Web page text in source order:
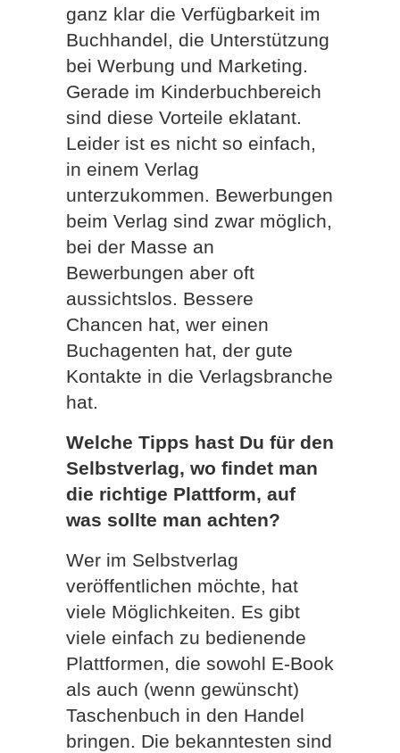
ganz klar die Verfügbarkeit im
Buchhandel, die Unterstützung
bei Werbung und Marketing.
Gerade im Kinderbuchbereich
sind diese Vorteile eklatant.
Leider ist es nicht so einfach,
in einem Verlag
unterzukommen. Bewerbungen
beim Verlag sind zwar möglich,
bei der Masse an
Bewerbungen aber oft
aussichtslos. Bessere
Chancen hat, wer einen
Buchagenten hat, der gute
Kontakte in die Verlagsbranche
hat.
Welche Tipps hast Du für den
Selbstverlag, wo findet man
die richtige Plattform, auf
was sollte man achten?
Wer im Selbstverlag
veröffentlichen möchte, hat
viele Möglichkeiten. Es gibt
viele einfach zu bedienende
Plattformen, die sowohl E-Book
als auch (wenn gewünscht)
Taschenbuch in den Handel
bringen. Die bekanntesten sind